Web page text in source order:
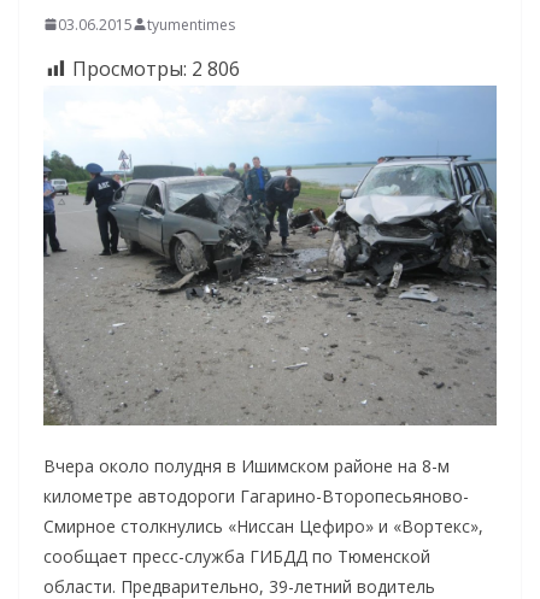
03.06.2015 tyumentimes
Просмотры: 2 806
Вчера около полудня в Ишимском районе на 8-м
километре автодороги Гагарино-Второпесьяново-
Смирное столкнулись «Ниссан Цефиро» и «Вортекс»,
сообщает пресс-служба ГИБДД по Тюменской
области. Предварительно, 39-летний водитель